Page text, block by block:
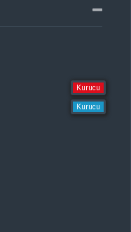
Kurucu
Kurucu